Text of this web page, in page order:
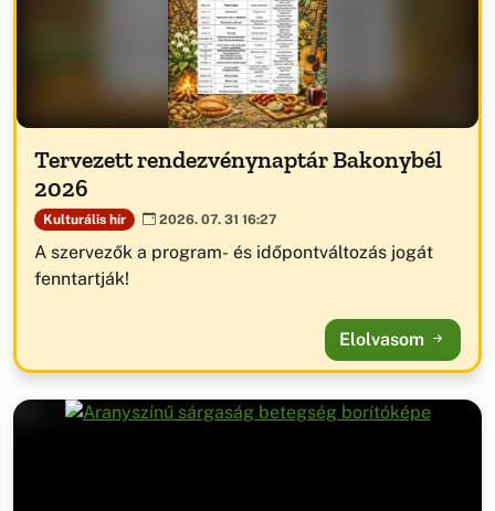
Tervezett rendezvénynaptár Bakonybél
2026
Kulturális hír 2026. 07. 31 16:27
A szervezők a program- és időpontváltozás jogát
fenntartják!
Elolvasom